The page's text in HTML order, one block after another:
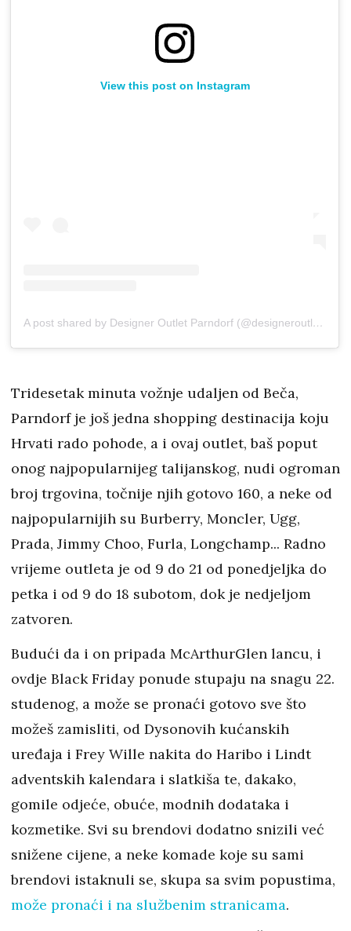
View this post on Instagram
A post shared by Designer Outlet Parndorf (@designeroutletparndorf)
Tridesetak minuta vožnje udaljen od Beča,
Parndorf je još jedna shopping destinacija koju
Hrvati rado pohode, a i ovaj outlet, baš poput
onog najpopularnijeg talijanskog, nudi ogroman
broj trgovina, točnije njih gotovo 160, a neke od
najpopularnijih su Burberry, Moncler, Ugg,
Prada, Jimmy Choo, Furla, Longchamp... Radno
vrijeme outleta je od 9 do 21 od ponedjeljka do
petka i od 9 do 18 subotom, dok je nedjeljom
zatvoren.
Budući da i on pripada McArthurGlen lancu, i
ovdje Black Friday ponude stupaju na snagu 22.
studenog, a može se pronaći gotovo sve što
možeš zamisliti, od Dysonovih kućanskih
uređaja i Frey Wille nakita do Haribo i Lindt
adventskih kalendara i slatkiša te, dakako,
gomile odjeće, obuće, modnih dodataka i
kozmetike. Svi su brendovi dodatno snizili već
snižene cijene, a neke komade koje su sami
brendovi istaknuli se, skupa sa svim popustima,
može pronaći i na službenim stranicama.